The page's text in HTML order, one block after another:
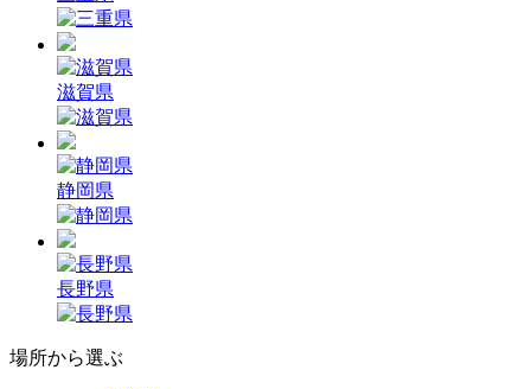
滋賀県
静岡県
長野県
場所から選ぶ